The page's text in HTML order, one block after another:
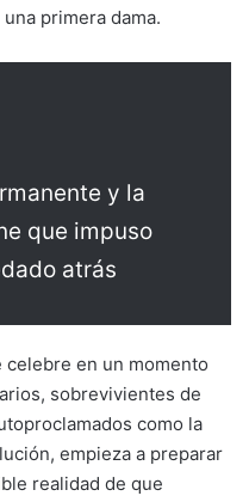
primera dama.
y la
que impuso
atrás
celebre en un momento
sobrevivientes de
como la
empieza a preparar
realidad de que